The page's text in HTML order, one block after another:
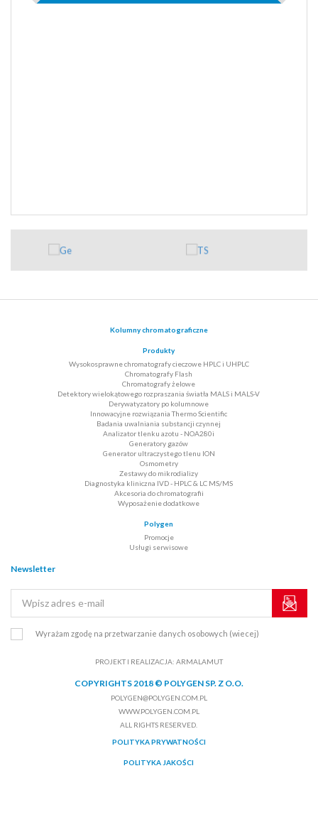
Kolumny chromatograficzne
Produkty
Wysokosprawne chromatografy cieczowe HPLC i UHPLC
Chromatografy Flash
Chromatografy żelowe
Detektory wielokątowego rozpraszania światła MALS i MALS-V
Derywatyzatory po kolumnowe
Innowacyjne rozwiązania Thermo Scientific
Badania uwalniania substancji czynnej
Analizator tlenku azotu - NOA280i
Generatory gazów
Generator ultraczystego tlenu ION
Osmometry
Zestawy do mikrodializy
Diagnostyka kliniczna IVD - HPLC & LC MS/MS
Akcesoria do chromatografii
Wyposażenie dodatkowe
Polygen
Promocje
Usługi serwisowe
Newsletter
Wyrażam zgodę na przetwarzanie danych osobowych (wiecej)
PROJEKT I REALIZACJA: ARMALAMUT
COPYRIGHTS 2018 © POLYGEN SP. Z O.O.
POLYGEN@POLYGEN.COM.PL
WWW.POLYGEN.COM.PL
ALL RIGHTS RESERVED.
POLITYKA PRYWATNOŚCI
POLITYKA JAKOŚCI